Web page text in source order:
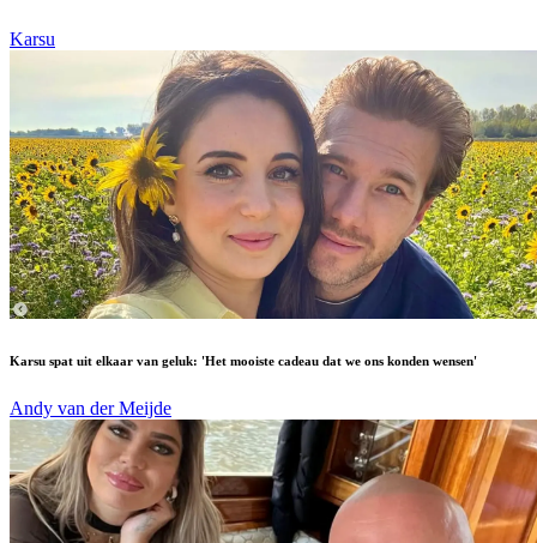
Karsu
Karsu spat uit elkaar van geluk: 'Het mooiste cadeau dat we ons konden wensen'
Andy van der Meijde